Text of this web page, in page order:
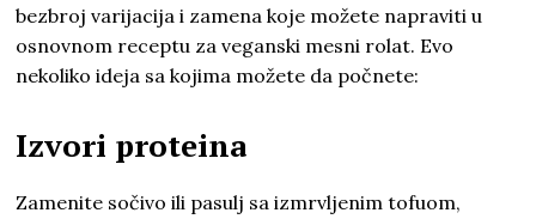
bezbroj varijacija i zamena koje možete napraviti u
osnovnom receptu za veganski mesni rolat. Evo
nekoliko ideja sa kojima možete da počnete:
Izvori proteina
Zamenite sočivo ili pasulj sa izmrvljenim tofuom,